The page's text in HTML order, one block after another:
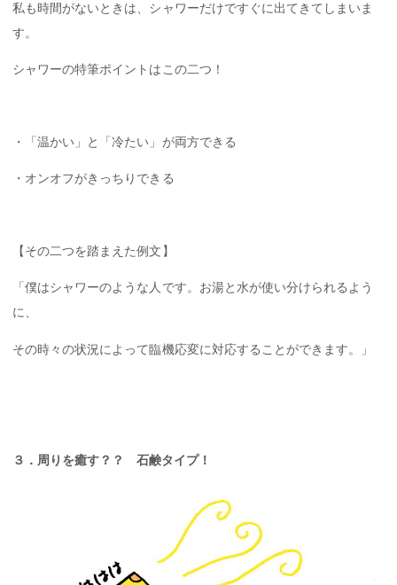
私も時間がないときは、シャワーだけですぐに出てきてしまいま
す。
シャワーの特筆ポイントはこの二つ！
・「温かい」と「冷たい」が両方できる
・オンオフがきっちりできる
【その二つを踏まえた例文】
「僕はシャワーのような人です。お湯と水が使い分けられるよう
に、
その時々の状況によって臨機応変に対応することができます。」
３．周りを癒す？？ 石鹸タイプ！